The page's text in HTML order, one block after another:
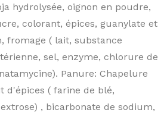
hydrolysée, oignon en poudre,
colorant, épices, guanylate et
fromage ( lait, substance
sel, enzyme, chlorure de
Panure: Chapelure
d'épices ( farine de blé,
, bicarbonate de sodium,